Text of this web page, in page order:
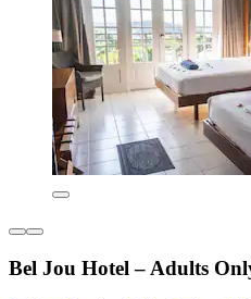
Bel Jou Hotel – Adults